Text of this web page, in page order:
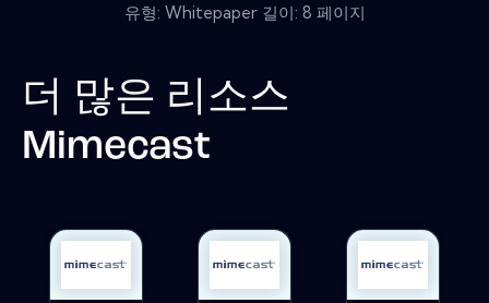
유형: Whitepaper 길이: 8 페이지
더 많은 리소스
Mimecast